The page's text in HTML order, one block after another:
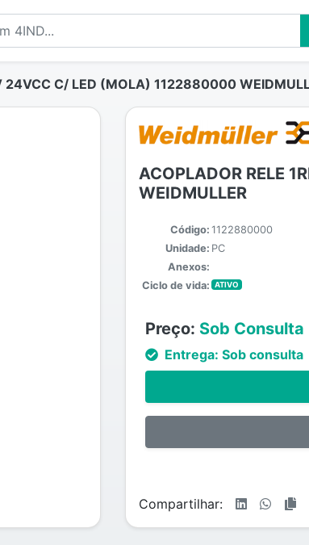
24VCC C/ LED (MOLA) 1122880000
ACOPLADOR RELE
WEIDMULLER
Código: 1122880000
Unidade: PC
Anexos:
Ciclo de vida:
ATIVO
Preço: Sob Consulta
Entrega: Sob consulta
Compartilhar: